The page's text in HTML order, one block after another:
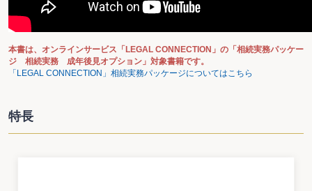
本書は、オンラインサービス「LEGAL CONNECTION」の「相続実務パッケー
ジ 相続実務 成年後見オプション」対象書籍です。
「LEGAL CONNECTION」相続実務パッケージについてはこちら
特長